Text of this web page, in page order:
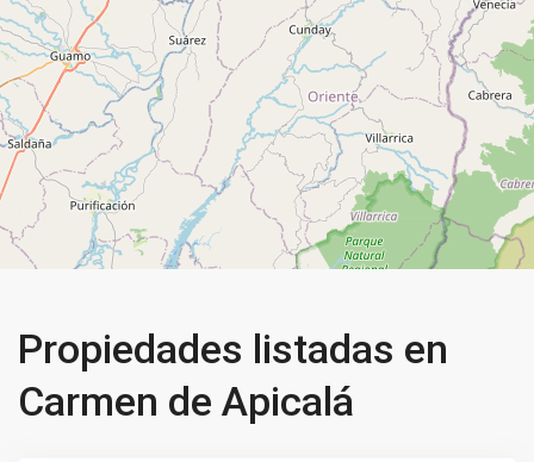
Propiedades listadas en
Carmen de Apicalá